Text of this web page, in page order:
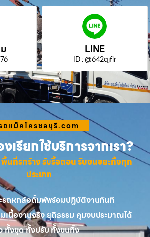
LINE
ID : @642qjflr
ถแม็คโครชลบุรี.com
เรียกใช้บริการจากเรา?
พื้นที่รกร้าง รับรื้อถอน รับขนขยะทิ้งทุก
ประเภท
รถหกล้อดั้มพ์พร้อมปฏิบัติงานทันที
มเนื้องานจริง ยุติธรรม คุมงบประมาณได้
ทั้งขุด ทั้งปรับ ทั้งขนทิ้ง